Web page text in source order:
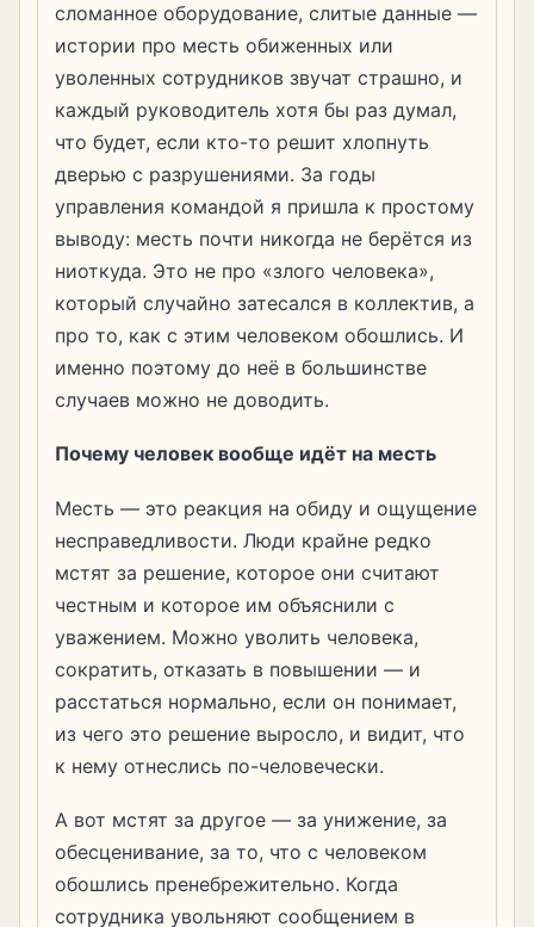
сломанное оборудование, слитые данные —
истории про месть обиженных или
уволенных сотрудников звучат страшно, и
каждый руководитель хотя бы раз думал,
что будет, если кто-то решит хлопнуть
дверью с разрушениями. За годы
управления командой я пришла к простому
выводу: месть почти никогда не берётся из
ниоткуда. Это не про «злого человека»,
который случайно затесался в коллектив, а
про то, как с этим человеком обошлись. И
именно поэтому до неё в большинстве
случаев можно не доводить.
Почему человек вообще идёт на месть
Месть — это реакция на обиду и ощущение
несправедливости. Люди крайне редко
мстят за решение, которое они считают
честным и которое им объяснили с
уважением. Можно уволить человека,
сократить, отказать в повышении — и
расстаться нормально, если он понимает,
из чего это решение выросло, и видит, что
к нему отнеслись по-человечески.
А вот мстят за другое — за унижение, за
обесценивание, за то, что с человеком
обошлись пренебрежительно. Когда
сотрудника увольняют сообщением в